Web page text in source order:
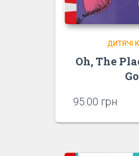
ДИТЯЧІ
Oh, The
Go
95.00 грн